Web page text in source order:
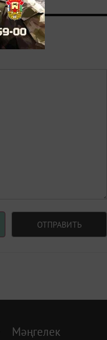
ОТПРАВИТЬ
Мәңгелек